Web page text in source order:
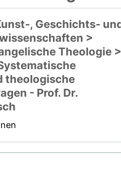
, Geschichts-
>
Theologie >
theologische
- Prof. Dr.